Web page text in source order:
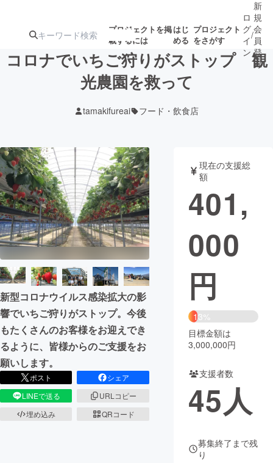
プロジェクトを掲
載するには
はじ
める
プロジェクト
をさがす
ジェクト
募集終了が近いプ
ロジェクト
アート・写真 音楽
テクノロジー・ガジェット ゲーム・サ
映像・映画
ビジネス・起業
まちづくり・地域活性化
CAMPFIRE for Social Good
CAMPFIRE Creation
CAMPFIREふるさと納税machi-ya コミュニティ
ロ
グ
イ
ン
/
新
規
会
員
登
録
コロナでいちご狩りがストップ 観
光農園を救って
tamakifureai フード・飲食店
新型コロナウイルス感染拡大の影
響でいちご狩りがストップ。今後
もたくさんのお客様をお迎えでき
るように、皆様からのご支援をお
願いします。
ポスト
シェア
LINEで送る
URLコピー
埋め込み
QRコード
現在の支援総
額
401,
000
円
13%
目標金額は
3,000,000円
支援者数
45人
募集終了まで残
り